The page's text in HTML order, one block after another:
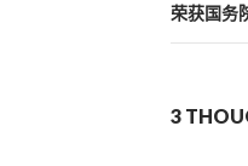
荣获国务
3